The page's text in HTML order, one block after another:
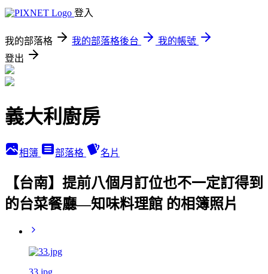
登入
我的部落格 我的部落格後台
我的帳號
登出
義大利廚房
相簿 部落格 名片
【台南】提前八個月訂位也不一定訂得到
的台菜餐廳—知味料理館 的相簿照片
33.jpg